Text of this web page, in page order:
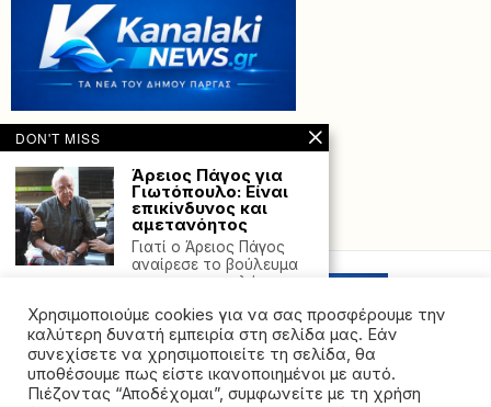
Powered with by Hostville”)
Χρησιμοποιούμε cookies για να σας προσφέρουμε την
καλύτερη δυνατή εμπειρία στη σελίδα μας. Εάν
συνεχίσετε να χρησιμοποιείτε τη σελίδα, θα
υποθέσουμε πως είστε ικανοποιημένοι με αυτό.
Πιέζοντας “Αποδέχομαι”, συμφωνείτε με τη χρήση
DON'T MISS
Άρειος Πάγος για
Γιωτόπουλο: Είναι
επικίνδυνος και
αμετανόητος
Γιατί ο Άρειος Πάγος
αναίρεσε το βούλευμα
για την αποφυλάκιση
Κλέαρχος
Μαρουσάκης:
Διήμερο
γενικευμένης
αστάθειας με
καταιγίδες,